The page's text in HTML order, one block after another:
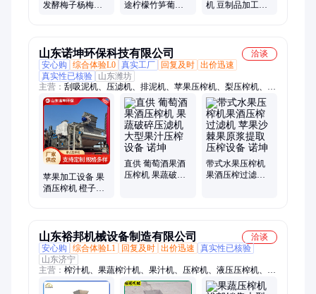
发酵梅子杨梅桑
途柠檬竹笋葡萄
机 豆制品加工豆
山东诺坤环保科技有限公司
洽谈
安心购
综合体验L0 真实工厂 回复及时 出价迅速
真实性已核验
山东潍坊
主营： 刮吸泥机、压滤机、排泥机、苹果压榨机、梨压榨机、液
压压榨机、真空过滤机、石灰料仓、加药装置、果蔬加工生产
线、污泥脱水机、高压带式压滤机、橡胶带式真空过滤机、带式
压滤设备、市政污泥、真空皮带脱水机、污泥处理设备、智能超
高压叠层压滤机、垂直脱水机、立式压滤机、污泥料仓、储泥
斗、污泥脱水间、尾矿污泥
苹果加工设备 果
酒压榨机 橙子网
直供 葡萄酒果酒
压榨机 果蔬破碎
带式水果压榨机
果酒压榨过滤机
山东裕邦机械设备制造有限公司
洽谈
安心购
综合体验L1 回复及时 出价迅速
真实性已核验
山东济宁
主营： 榨汁机、果蔬榨汁机、果汁机、压榨机、液压压榨机、果
蔬压榨机、打浆机、去核打浆机、打泥机、粉碎机、破碎机、碎